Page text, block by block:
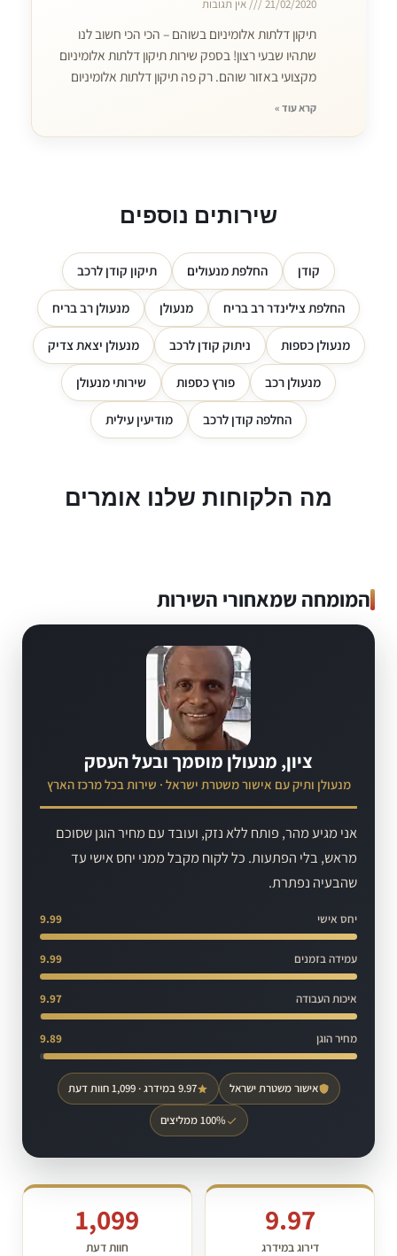
21/02/2020 אין תגובות
תיקון דלתות אלומיניום בשוהם – הכי הכי חשוב לנו
שתהיו שבעי רצון! בספק שירות תיקון דלתות אלומיניום
מקצועי באזור שוהם. רק פה תיקון דלתות אלומיניום
קרא עוד »
שירותים נוספים
קודן החלפת מנעולים תיקון קודן לרכב
החלפת צילינדר רב בריח מנעולן מנעולן רב בריח
מנעולן כספות ניתוק קודן לרכב מנעולן יצאת צדיק
מנעולן רכב פורץ כספות שירותי מנעולן
החלפה קודן לרכב מודיעין עילית
מה הלקוחות שלנו אומרים
המומחה שמאחורי השירות
ציון, מנעולן מוסמך ובעל העסק
מנעולן ותיק עם אישור משטרת ישראל · שירות בכל מרכז הארץ
אני מגיע מהר, פותח ללא נזק, ועובד עם מחיר הוגן שסוכם
מראש, בלי הפתעות. כל לקוח מקבל ממני יחס אישי עד
שהבעיה נפתרת.
יחס אישי 9.99
עמידה בזמנים 9.99
איכות העבודה 9.97
מחיר הוגן 9.89
אישור משטרת ישראל 9.97 במידרג · 1,099 חוות דעת
100% ממליצים
9.97
דירוג במידרג
1,099
חוות דעת